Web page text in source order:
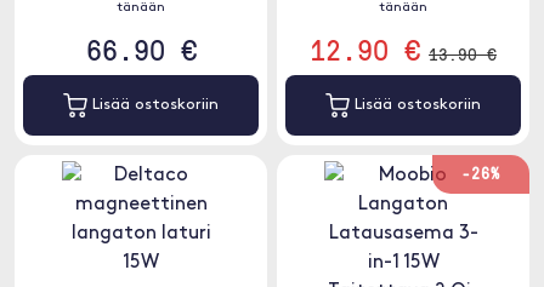
tänään
66.90 €
Lisää ostoskoriin
tänään
12.90 € 13.90 €
Lisää ostoskoriin
-26%